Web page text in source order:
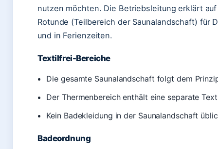
nutzen möchten. Die Betriebsleitung erklärt
Rotunde (Teilbereich der Saunalandschaft) für
und in Ferienzeiten.
Textilfrei-Bereiche
Die gesamte Saunalandschaft folgt dem
Der Thermenbereich enthält eine separate
Kein Badekleidung in der Saunalandschaft
Badeordnung